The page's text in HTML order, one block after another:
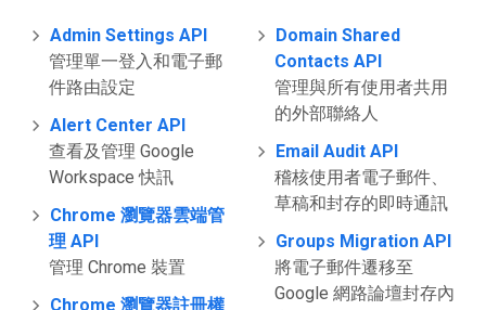
Admin Settings API
管理單一登入和電子郵
件路由設定
Alert Center API
查看及管理 Google
Workspace 快訊
Chrome 瀏覽器雲端管
理 API
管理 Chrome 裝置
Chrome 瀏覽器註冊權
Domain Shared
Contacts API
管理與所有使用者共用
的外部聯絡人
Email Audit API
稽核使用者電子郵件、
草稿和封存的即時通訊
Groups Migration API
將電子郵件遷移至
Google 網路論壇封存內